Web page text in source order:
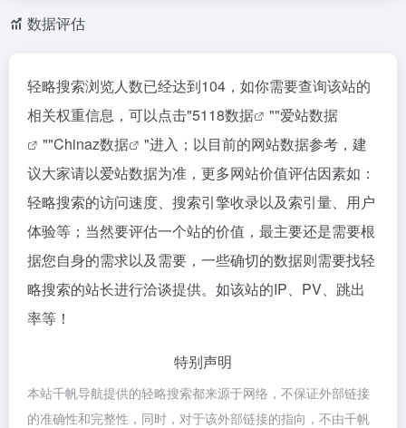
数据评估
轻略搜索浏览人数已经达到104，如你需要查询该站的
相关权重信息，可以点击"5118数据 ""爱站数据
""Chinaz数据
"进入；以目前的网站数据参考，建
议大家请以爱站数据为准，更多网站价值评估因素如：
轻略搜索的访问速度、搜索引擎收录以及索引量、用户
体验等；当然要评估一个站的价值，最主要还是需要根
据您自身的需求以及需要，一些确切的数据则需要找轻
略搜索的站长进行洽谈提供。如该站的IP、PV、跳出
率等！
特别声明
本站千帆导航提供的轻略搜索都来源于网络，不保证外部链接
的准确性和完整性，同时，对于该外部链接的指向，不由千帆